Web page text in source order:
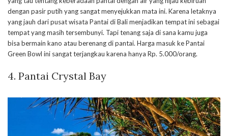
dengan pasir putih yang sangat menyejukkan mata ini. Karena letaknya
yang jauh dari pusat wisata Pantai di Bali menjadikan tempat ini sebagai
tempat yang masih tersembunyi. Tapi tenang saja di sana kamu juga
bisa bermain kano atau berenang di pantai. Harga masuk ke Pantai
Green Bowl ini sangat terjangkau karena hanya Rp. 5.000/orang.
4. Pantai Crystal Bay